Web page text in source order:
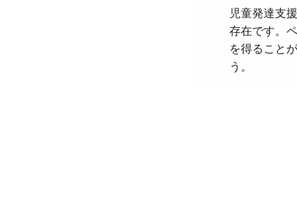
児童発達支
存在です。
を得ること
う。